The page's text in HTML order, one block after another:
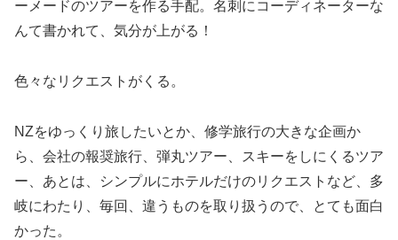
ーメードのツアーを作る手配。名刺にコーディネーターな
んて書かれて、気分が上がる！
色々なリクエストがくる。
NZをゆっくり旅したいとか、修学旅行の大きな企画か
ら、会社の報奨旅行、弾丸ツアー、スキーをしにくるツア
ー、あとは、シンプルにホテルだけのリクエストなど、多
岐にわたり、毎回、違うものを取り扱うので、とても面白
かった。